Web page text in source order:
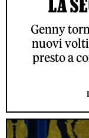
LA
Genny
nuovi
presto a